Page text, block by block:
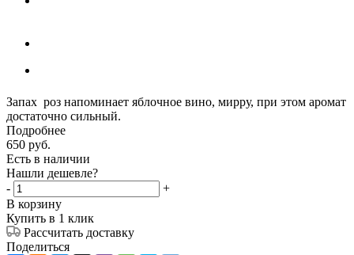
Запах роз напоминает яблочное вино, мирру, при этом аромат
достаточно сильный.
Подробнее
650 руб.
Есть в наличии
Нашли дешевле?
-
+
В корзину
Купить в 1 клик
Рассчитать доставку
Поделиться